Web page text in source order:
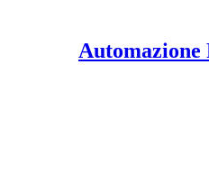
Automazione